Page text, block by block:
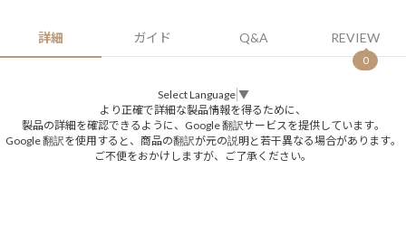
詳細 ガイド Q&A REVIEW
0
Select Language ▼
より正確で詳細な製品情報を得るために、
製品の詳細を確認できるように、Google 翻訳サービスを提供しています。
Google 翻訳を使用すると、商品の翻訳が元の説明と若干異なる場合があります。
ご不便をおかけしますが、ご了承ください。